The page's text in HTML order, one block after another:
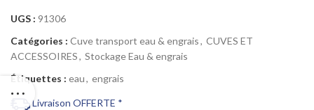
UGS : 91306
Catégories : Cuve transport eau & engrais, CUVES ET
ACCESSOIRES, Stockage Eau & engrais
Étiquettes : eau, engrais
Livraison OFFERTE *